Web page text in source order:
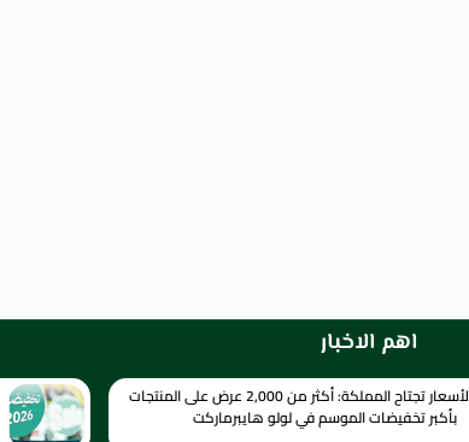
اهم الاخبار
عاصفة الأسعار تجتاح المملكة: أكثر من 2,000 عرض على المنتجات
بأكبر تخفيضات الموسم في لولو هايبرماركت